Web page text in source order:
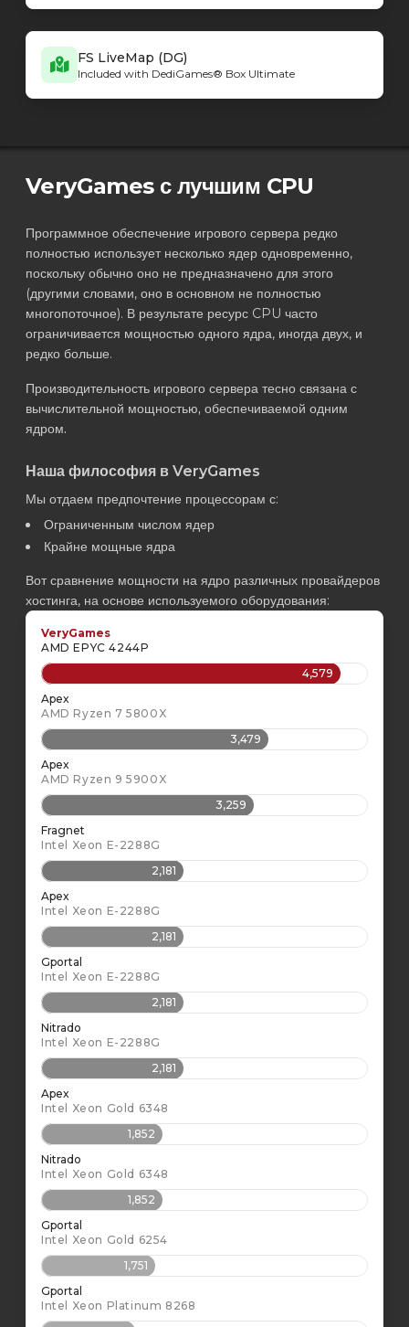
FS LiveMap (DG)
Included with DediGames® Box Ultimate
VeryGames с лучшим CPU
Программное обеспечение игрового сервера редко
полностью использует несколько ядер одновременно,
поскольку обычно оно не предназначено для этого
(другими словами, оно в основном не полностью
многопоточное). В результате ресурс CPU часто
ограничивается мощностью одного ядра, иногда двух, и
редко больше.
Производительность игрового сервера тесно связана с
вычислительной мощностью, обеспечиваемой одним
ядром.
Наша философия в VeryGames
Мы отдаем предпочтение процессорам с:
Ограниченным числом ядер
Крайне мощные ядра
Вот сравнение мощности на ядро различных провайдеров
хостинга, на основе используемого оборудования:
VeryGames
AMD EPYC 4244P
4,579
Apex
AMD Ryzen 7 5800X
3,479
Apex
AMD Ryzen 9 5900X
3,259
Fragnet
Intel Xeon E-2288G
2,181
Apex
Intel Xeon E-2288G
2,181
Gportal
Intel Xeon E-2288G
2,181
Nitrado
Intel Xeon E-2288G
2,181
Apex
Intel Xeon Gold 6348
1,852
Nitrado
Intel Xeon Gold 6348
1,852
Gportal
Intel Xeon Gold 6254
1,751
Gportal
Intel Xeon Platinum 8268